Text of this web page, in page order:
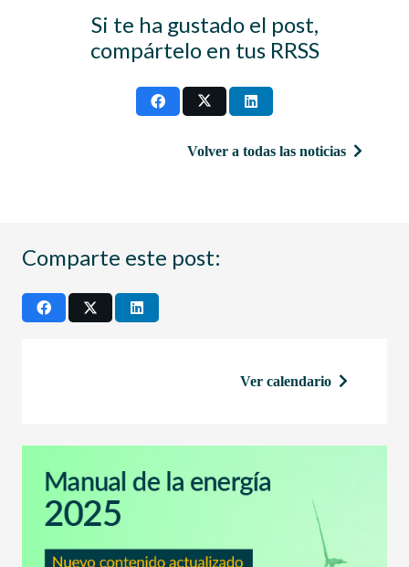
Si te ha gustado el post,
compártelo en tus RRSS
Volver a todas las noticias
Comparte este post:
Ver calendario